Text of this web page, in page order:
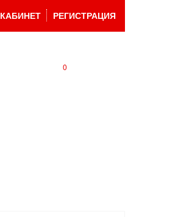
КАБИНЕТ РЕГИСТРАЦИЯ
0